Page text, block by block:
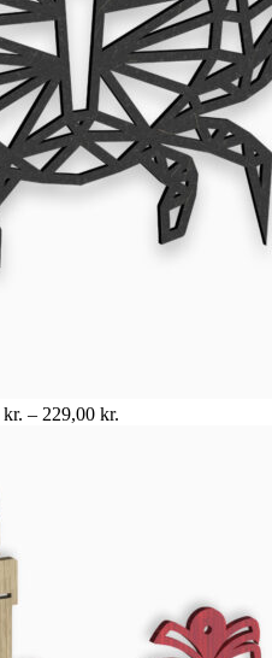
kr. – 229,00 kr.